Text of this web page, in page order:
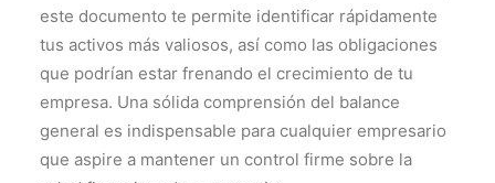
este documento te permite identificar rápidamente
tus activos más valiosos, así como las obligaciones
que podrían estar frenando el crecimiento de tu
empresa. Una sólida comprensión del balance
general es indispensable para cualquier empresario
que aspire a mantener un control firme sobre la